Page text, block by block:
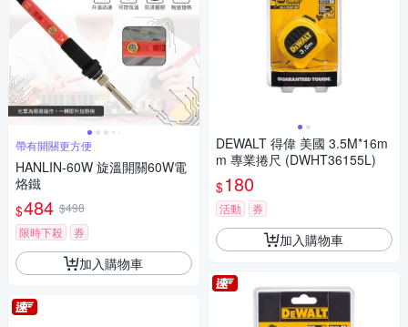
帶有開關更方便
HANLIN-60W 旋溫開關60W電
烙鐵
$484 $498
限時下殺
券
加入購物車
DEWALT 得偉 美國 3.5M*16m
m 專業捲尺 (DWHT36155L)
$180
活動 券
加入購物車